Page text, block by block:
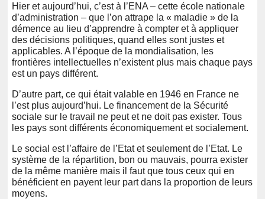
Hier et aujourd’hui, c’est à l’ENA – cette école nationale
d’administration – que l’on attrape la « maladie » de la
démence au lieu d’apprendre à compter et à appliquer
des décisions politiques, quand elles sont justes et
applicables. A l’époque de la mondialisation, les
frontières intellectuelles n’existent plus mais chaque pays
est un pays différent.
D’autre part, ce qui était valable en 1946 en France ne
l’est plus aujourd’hui. Le financement de la Sécurité
sociale sur le travail ne peut et ne doit pas exister. Tous
les pays sont différents économiquement et socialement.
Le social est l’affaire de l’Etat et seulement de l’Etat. Le
système de la répartition, bon ou mauvais, pourra exister
de la même manière mais il faut que tous ceux qui en
bénéficient en payent leur part dans la proportion de leurs
moyens.